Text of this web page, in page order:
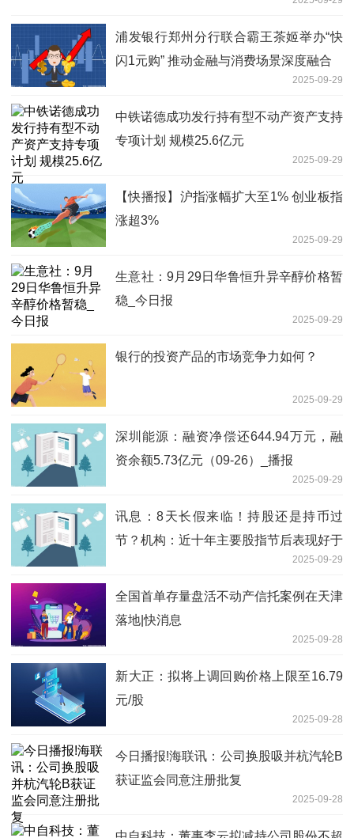
浦发银行郑州分行联合霸王茶姬举办“快
闪1元购” 推动金融与消费场景深度融合
2025-09-29
中铁诺德成功发行持有型不动产资产支持
专项计划 规模25.6亿元
2025-09-29
【快播报】沪指涨幅扩大至1% 创业板指
涨超3%
2025-09-29
生意社：9月29日华鲁恒升异辛醇价格暂
稳_今日报
2025-09-29
银行的投资产品的市场竞争力如何？
2025-09-29
深圳能源：融资净偿还644.94万元，融
资余额5.73亿元（09-26）_播报
2025-09-29
讯息：8天长假来临！持股还是持币过
节？机构：近十年主要股指节后表现好于
2025-09-29
全国首单存量盘活不动产信托案例在天津
落地|快消息
2025-09-28
新大正：拟将上调回购价格上限至16.79
元/股
2025-09-28
今日播报!海联讯：公司换股吸并杭汽轮B
获证监会同意注册批复
2025-09-28